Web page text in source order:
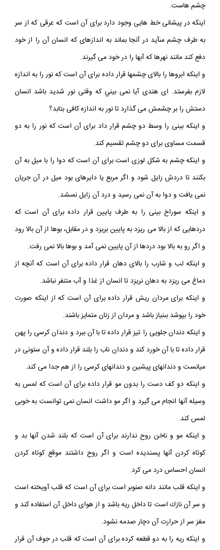
چشم هاست.
اينكه در پيشانى خط هايى وجود دارد براى آن است كه عرقى كه از سر
به طرف چشم مى‏آيد در آنجا بماند به اندازه‏اى كه انسان آن را از خود
دفع كند مانند نهرها كه آبها را در خود مى‏ گيرند.
و اينكه ابروها را بالاى چشمها قرار داده براى آن است كه نور را به اندازه
لازم بفرستد. اى هندى آيا نمى بيني كه وقتى نور شديد باشد انسان
دستش را بر چشمش مى‏ گذارد تا نور به اندازه كافى بتابد؟
و اينكه بينى را وسط دو چشم قرار داد براى آن است كه نور را به‏ دو
قسمت مساوى براى دو چشم تقسيم كند.
و اينكه چشم به شكل لوزى است براى آن است كه دوا را با ميل به آن
بكنند تا دردش زايل شود و اگر مربع يا دايره‏اى بود ميل در آن جريان
نمى‏ يافت و دوا به آن نمى‏ رسيد و درد آن زايل نمى‏شد.
و اينكه سوراخ بينى را به طرف پايين قرار داده براى آن است كه
دردهايى كه از بالا مى‏ ريزد به پايين بريزد و در مقابل، بوها از آن بالا رود
و اگر رو به بالا بود دردها از آن پايين نمى‏ آمد و بوها بالا نمى‏ رفت.
و اينكه لب و شارب را بالاى دهان قرار داده براى آن است كه آنچه از
دماغ مى ‏ريزد به دهان نريزد تا انسان از غذا و آب متنفر نباشد.
و اينكه براى مردان ريش قرار داده براى آن است كه از اينكه صورت
خود را بپوشد بى‏نياز باشد و مردان از زنان متمايز باشند.
و اينكه دندان جلويى را تيز قرار داده تا با آن ببرد و دندان كرسى را پهن
قرار داده تا با آن خورد كند و دندان ناب را بلند قرار داده و آن ستونى در
ميانست و دندانهاى پيشين و دندانهاى كرسى را از هم جدا مى‏ كند.
و اينكه دو كف دست را بدون مو قرار داده براى آن است كه لمس به
وسيله آنها انجام مى‏ گيرد و اگر مو داشت انسان نمى ‏توانست به خوبى
لمس كند.
و اينكه مو و ناخن روح ندارند براى آن است كه بلند شدن آنها بد و
كوتاه كردن آنها پسنديده است و اگر روح داشتند موقع كوتاه كردن‏
انسان احساس درد مى‏ كرد.
و اينكه قلب مانند دانه صنوبر است براى آن است كه قلب آويخته است
و سر آن نازك است تا داخل ريه باشد و از هواى داخل آن استفاده كند و
مغز سر از حرارت آن دچار صدمه نشود.
و اينكه ريه را به دو قطعه كرده براى آن است كه قلب در جوف آن قرار